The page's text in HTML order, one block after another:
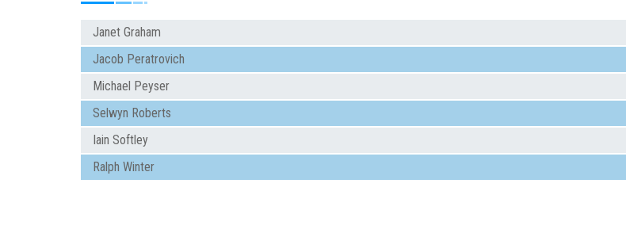
Janet Graham
Jacob Peratrovich
Michael Peyser
Selwyn Roberts
Iain Softley
Ralph Winter